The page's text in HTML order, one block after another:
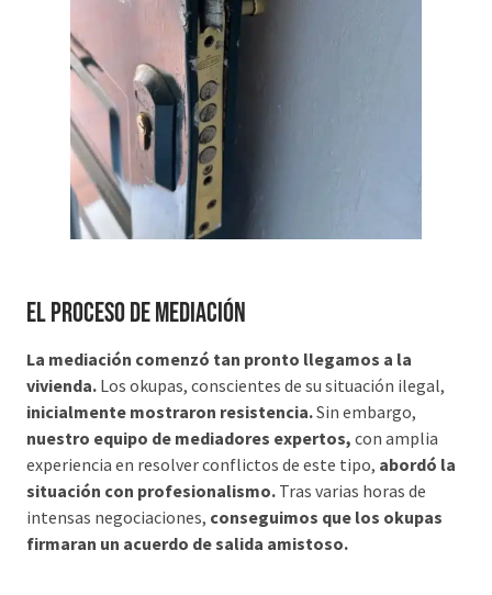
El Proceso de Mediación
La mediación comenzó tan pronto llegamos a la
vivienda. Los okupas, conscientes de su situación ilegal,
inicialmente mostraron resistencia.Sin embargo,
nuestro equipo de mediadores expertos, con amplia
experiencia en resolver conflictos de este tipo, abordó la
situación con profesionalismo. Tras varias horas de
intensas negociaciones, conseguimos que los okupas
firmaran un acuerdo de salida amistoso.